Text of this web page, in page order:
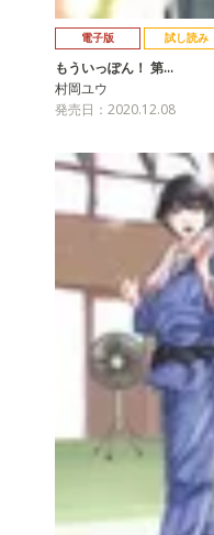
電子版 試し読み
もういっぽん！ 第…
村岡ユウ
発売日：2020.12.08